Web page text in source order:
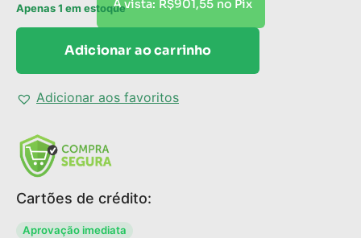
À vista: R$901,55 no Pix
Apenas 1 em estoque
Adicionar ao carrinho
Adicionar aos favoritos
Cartões de crédito:
Aprovação imediata